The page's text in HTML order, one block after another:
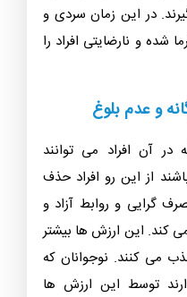
در این زمان سردی و
شده و نارضایتی افراد را
و عدم بلوغ
در آن افراد می توانند
از این رو افراد حذف
گرایی و روابط آزاد و
کند. این ارزش ها بیشتر
می کنند. نوجوانان که
توسط این ارزش ها